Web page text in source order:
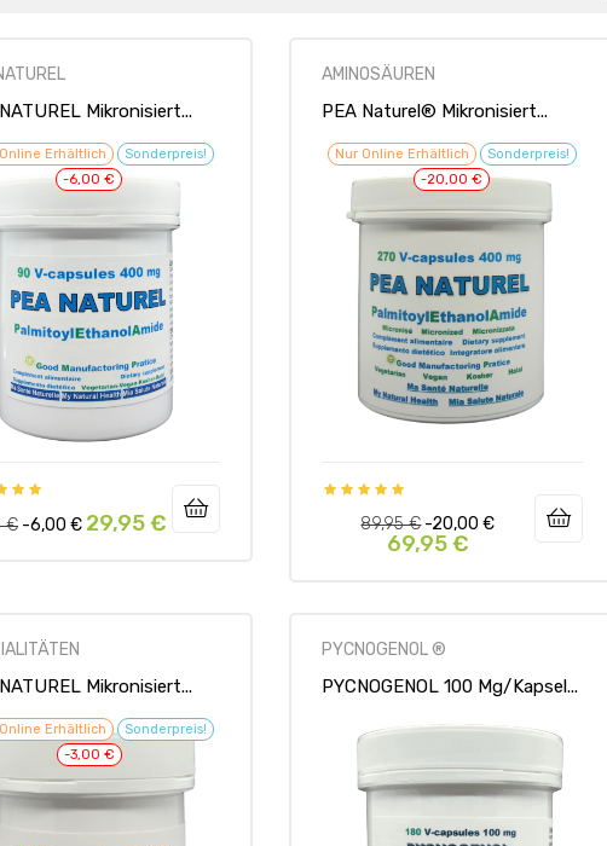
Mikronisiert...
Erhältlich
Sonderpreis!
-6,00 €
€ -6,00 € Preis
29,95 €
AMINOSÄUREN
PEA Naturel® Mikronisiert...
Nur Online Erhältlich
Sonderpreis!
-20,00 €
Regulärer
Preis
89,95 € -20,00 €Preis
69,95 €
Mikronisiert...
Erhältlich
Sonderpreis!
-3,00 €
PYCNOGENOL ®
PYCNOGENOL 100 Mg/Kapsel...